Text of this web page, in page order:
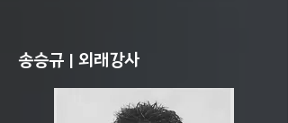
송승규 | 외래강사